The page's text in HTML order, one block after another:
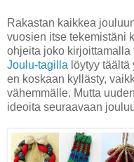
Rakastan kaikkea
vuosien itse tekemistäni
ohjeita joko kirjoittamalla
Joulu-tagilla löytyy
en koskaan kyllästy,
vähemmälle. Mutta
ideoita seuraavaan